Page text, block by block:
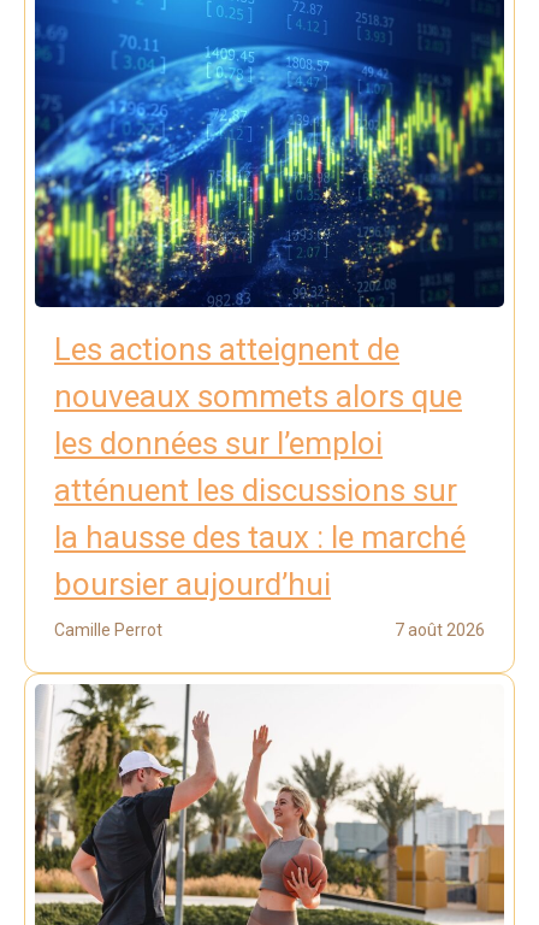
Les actions atteignent de
nouveaux sommets alors que
les données sur l’emploi
atténuent les discussions sur
la hausse des taux : le marché
boursier aujourd’hui
Camille Perrot 7 août 2026